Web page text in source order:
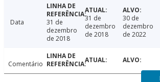
Data
31 de
dezembro
de 2018
31 de
dezembro
de 2018
30 de
dezembro
de 2022
Comentário